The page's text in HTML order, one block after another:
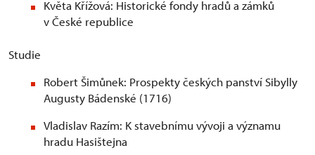
Květa Křížová: Historické fondy hradů a zámků
v České republice
Studie
Robert Šimůnek: Prospekty českých panství Sibylly
Augusty Bádenské (1716)
Vladislav Razím: K stavebnímu vývoji a významu
hradu Hasištejna